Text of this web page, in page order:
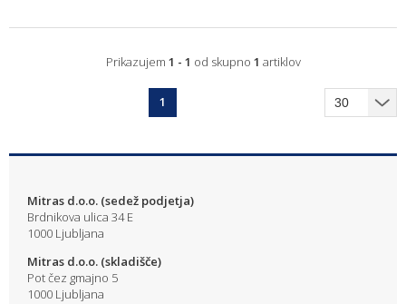
Prikazujem 1 - 1 od skupno 1 artiklov
1
Mitras d.o.o. (sedež podjetja)
Brdnikova ulica 34 E
1000 Ljubljana
Mitras d.o.o. (skladišče)
Pot čez gmajno 5
1000 Ljubljana